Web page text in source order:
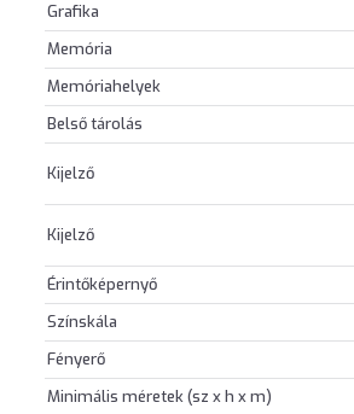
Grafika
Memória
Memóriahelyek
Belső tárolás
Kijelző
Kijelző
Érintőképernyő
Színskála
Fényerő
Minimális méretek (sz x h x m)